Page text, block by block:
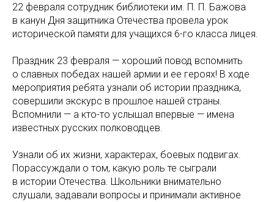
22 февраля сотрудник библиотеки им. П. П. Бажова
в канун Дня защитника Отечества провела урок
исторической памяти для учащихся 6-го класса лицея.
Праздник 23 февраля — хороший повод вспомнить
о славных победах нашей армии и ее героях! В ходе
мероприятия ребята узнали об истории праздника,
совершили экскурс в прошлое нашей страны.
Вспомнили — а кто-то услышал впервые — имена
известных русских полководцев.
Узнали об их жизни, характерах, боевых подвигах.
Порассуждали о том, какую роль те сыграли
в истории Отечества. Школьники внимательно
слушали, задавали вопросы и принимали активное